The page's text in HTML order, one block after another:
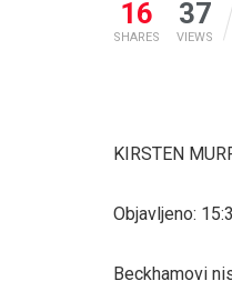
16
SHARES
37
VIEWS
KIRSTEN
Objavljeno:
Beckhamovi